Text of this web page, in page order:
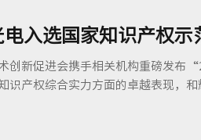
创新促进会携手相关机构重磅发布
识产权综合实力方面的卓越表现